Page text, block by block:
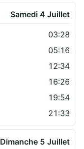
Samedi 4 Juillet
03:28
05:16
12:34
16:26
19:54
21:33
Dimanche 5 Juillet